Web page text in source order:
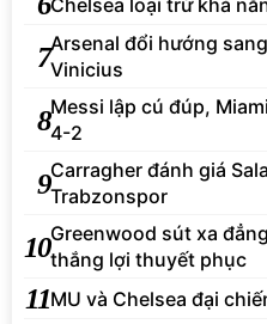
7Arsenal đổi hướng
Vinicius
8Messi lập cú đúp,
4-2
9Carragher đánh giá
Trabzonspor
10Greenwood sút xa
thắng lợi thuyết phục
11MU và Chelsea đại